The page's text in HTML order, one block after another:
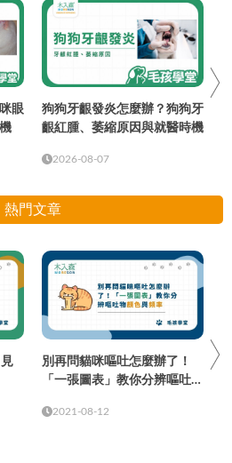
眼
狗狗牙齦發炎怎麼辦？狗狗牙
齦紅腫、萎縮原因與就醫時機
2026-08-07
熱門文章
別再問貓咪嘔吐怎麼辦了！
「一張圖表」教你分辨嘔吐物
2021-08-12